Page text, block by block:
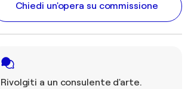
Chiedi un'opera su commissione
Rivolgiti a un consulente d'arte.